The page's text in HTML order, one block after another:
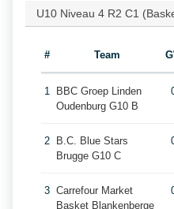
U10 Niveau 4 R2 C1
# Team
1
BBC Groep Linden
Oudenburg G10 B
2
B.C. Blue Stars
Brugge G10 C
3 Carrefour Market
Basket Blankenberge